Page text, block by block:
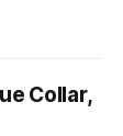
Collar,